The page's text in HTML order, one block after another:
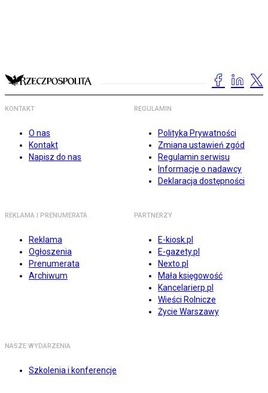
KONTAKT
O nas
Kontakt
Napisz do nas
REGULAMIN
Polityka Prywatności
Zmiana ustawień zgód
Regulamin serwisu
Informacje o nadawcy
Deklaracja dostępności
REKLAMA I PRENUMERATA
Reklama
Ogłoszenia
Prenumerata
Archiwum
PARTNERZY
E-kiosk.pl
E-gazety.pl
Nexto.pl
Mała księgowość
Kancelarierp.pl
Wieści Rolnicze
Życie Warszawy
NASZE WYDARZENIA
Szkolenia i konferencje